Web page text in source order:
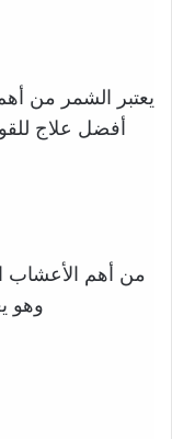
يعتبر الشمر من
أفضل علاج
من أهم الأعشاب
وهو